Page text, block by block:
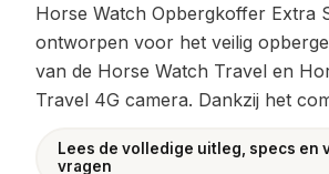
Horse Watch Opbergkoffer Extra
ontworpen voor het veilig
van de Horse Watch Travel en
Travel 4G camera. Dankzij het
Lees de volledige uitleg, specs en
vragen